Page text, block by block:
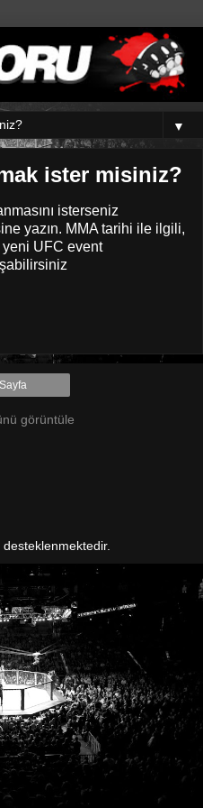
▼
ister misiniz?
isterseniz
yazın. MMA tarihi ile ilgili,
UFC event
görüntüle